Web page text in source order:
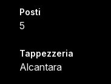
Posti
5
Tappezzeria
Alcantara